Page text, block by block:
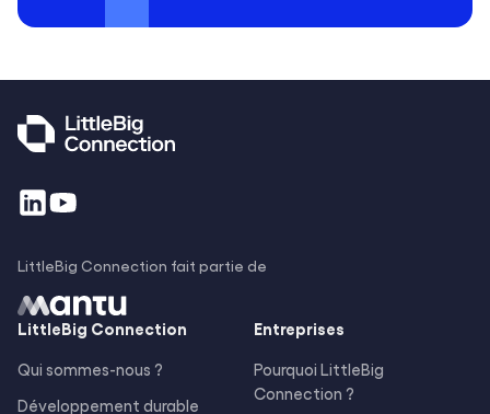
LittleBig Connection fait partie de
LittleBig Connection
Qui sommes-nous ?
Développement durable
Entreprises
Pourquoi LittleBig
Connection ?